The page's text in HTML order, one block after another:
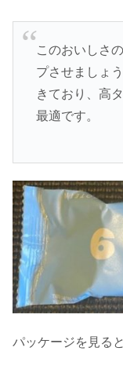
このおいしさ
プさせましょ
きており、高
最適です。
パッケージを見る